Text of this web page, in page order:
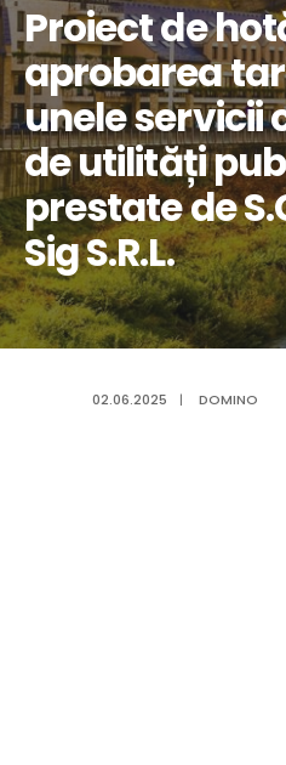
Proiect de
aprobarea
unele servicii
de utilități
prestate de
Sig S.R.L.
02.06.2025 | DOMINO